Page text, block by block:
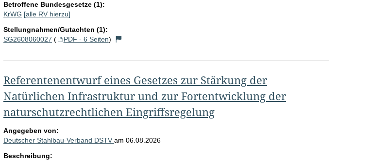
Betroffene Bundesgesetze (1):
KrWG [alle RV hierzu]
Stellungnahmen/Gutachten (1):
SG2608060027 ( PDF - 6 Seiten)
Referentenentwurf eines Gesetzes zur Stärkung der
Natürlichen Infrastruktur und zur Fortentwicklung der
naturschutzrechtlichen Eingriffsregelung
Angegeben von:
Deutscher Stahlbau-Verband DSTV am 06.08.2026
Beschreibung: